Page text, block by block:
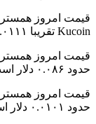
قیمت امروز
Kucoin تقریبا ۰.۰۱۱۱ دلار است
حدود ۰.۰۸۶ دلار است
حدود ۰.۰۱۰۱ دلار است